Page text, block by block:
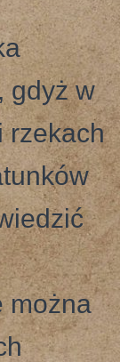
gdyż w
rzekach
można